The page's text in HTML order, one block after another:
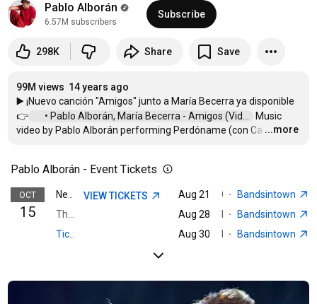
Pablo Alborán
6.57M subscribers
Subscribe
298K Share Save
99M views 14 years ago
▶️ ¡Nuevo canción "Amigos" junto a María Becerra ya disponible
👉
• Pablo Alborán, María Becerra - Amigos (Vid...
Music
video by Pablo Alborán performing Perdóname (con Ca …
...more
Pablo Alborán - Event Tickets
OCT
15
Ticketmaster
VIEW TICKETS Aug 21 Ciudad Real, Spain · Auditorio de la Granja·
Bandsintown
Aug 28
Boimorto, Spain · Festival de la Luz·
Bandsintown
Aug 30
Boimorto, Spain · Festival de la Luz· Bandsintown